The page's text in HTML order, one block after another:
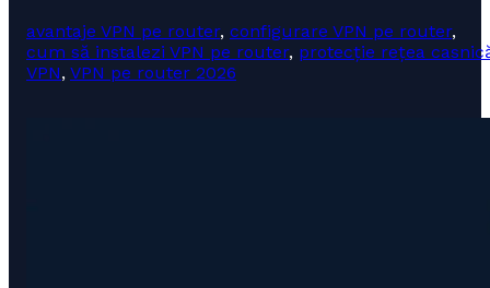
avantaje VPN pe router, configurare VPN pe router,
cum să instalezi VPN pe router, protecție rețea
VPN, VPN pe router 2026